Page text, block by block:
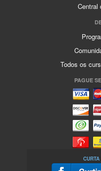
Central
Todos os
PAGUE